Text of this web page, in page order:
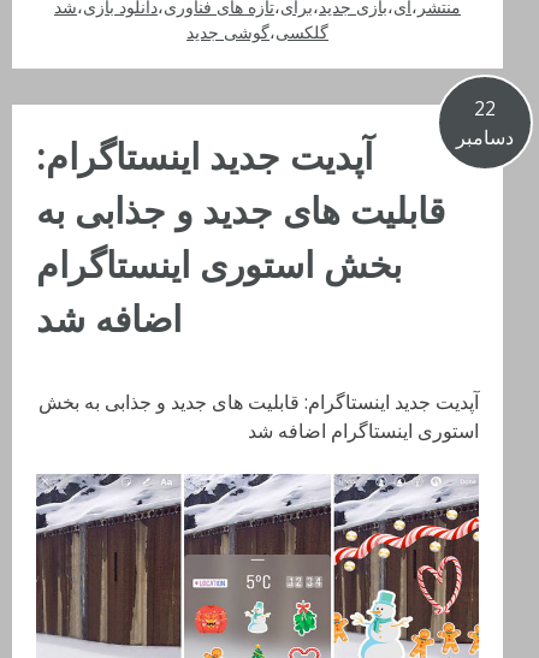
منتشر ،ای،بازی جدید،برای،تازه های فناوری،دانلود بازی،شد
گلکسی،گوشی جدید
22
دسامبر
آپدیت جدید اینستاگرام:
قابلیت های جدید و جذابی به
بخش استوری اینستاگرام
اضافه شد
آپدیت جدید اینستاگرام: قابلیت های جدید و جذابی به بخش
استوری اینستاگرام اضافه شد